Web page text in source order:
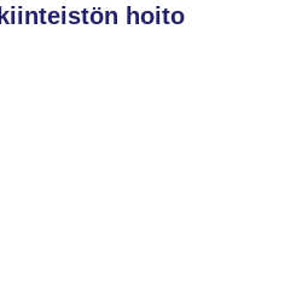
hoito